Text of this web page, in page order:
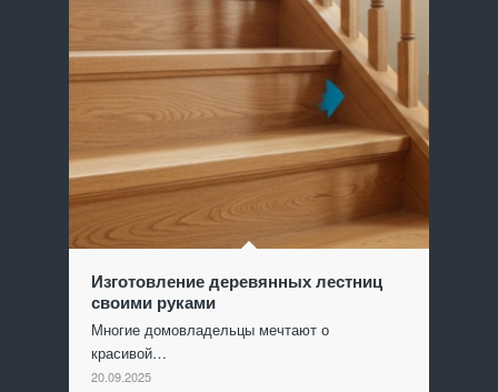
Изготовление деревянных лестниц
своими руками
Многие домовладельцы мечтают о
красивой…
20.09.2025